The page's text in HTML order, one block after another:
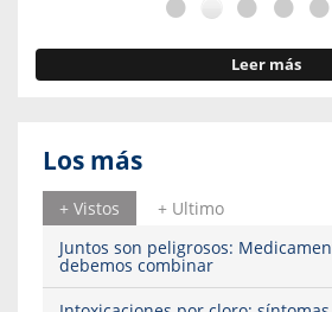
Leer más
Los más
+ Vistos
+ Ultimo
Juntos son peligrosos:
debemos combinar